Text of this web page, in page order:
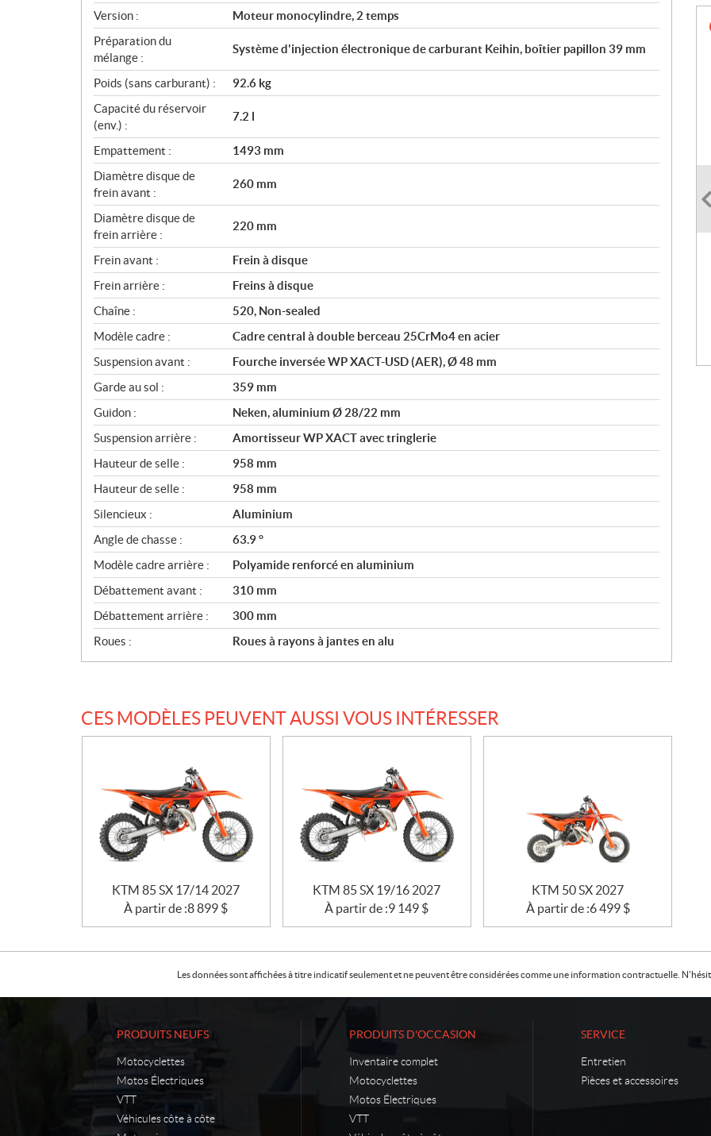
Version :
Moteur monocylindre, 2 temps
Préparation du
mélange :
Système d'injection électronique de carburant Keihin, boîtier papillon 39 mm
Poids (sans carburant) :
92.6 kg
Capacité du réservoir
(env.) :
7.2 l
Empattement :
1493 mm
Diamètre disque de
frein avant :
260 mm
Diamètre disque de
frein arrière :
220 mm
Frein avant :
Frein à disque
Frein arrière :
Freins à disque
Chaîne :
520, Non-sealed
Modèle cadre :
Cadre central à double berceau 25CrMo4 en acier
Suspension avant :
Fourche inversée WP XACT-USD (AER), Ø 48 mm
Garde au sol :
359 mm
Guidon :
Neken, aluminium Ø 28/22 mm
Suspension arrière :
Amortisseur WP XACT avec tringlerie
Hauteur de selle :
958 mm
Hauteur de selle :
958 mm
Silencieux :
Aluminium
Angle de chasse :
63.9 °
Modèle cadre arrière :
Polyamide renforcé en aluminium
Débattement avant :
310 mm
Débattement arrière :
300 mm
Roues :
Roues à rayons à jantes en alu
CES MODÈLES PEUVENT AUSSI VOUS INTÉRESSER
KTM 85 SX 17/14 2027
À partir de :8 899 $
KTM 85 SX 19/16 2027
À partir de :9 149 $
KTM 50 SX 2027
À partir de :6 499 $
Les données sont affichées à titre indicatif seulement et ne peuvent être considérées comme une information contractuelle.
PRODUITS NEUFS
Motocyclettes
Motos Électriques
VTT
Véhicules côte à côte
PRODUITS D'OCCASION
Inventaire complet
Motocyclettes
Motos Électriques
VTT
SERVICE
Entretien
Pièces et accessoires